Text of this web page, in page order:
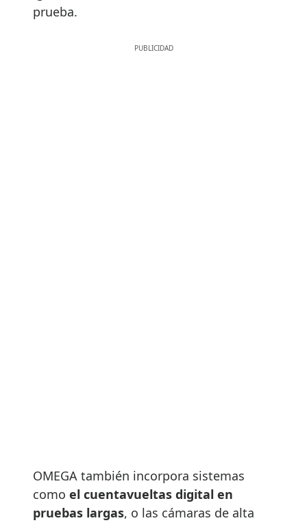
prueba.
OMEGA también incorpora sistemas
como el cuentavueltas digital en
pruebas largas, o las cámaras de alta